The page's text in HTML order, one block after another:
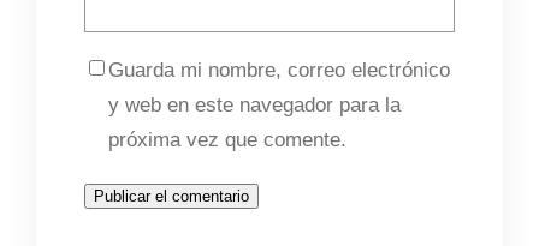
Guarda mi nombre, correo electrónico
y web en este navegador para la
próxima vez que comente.